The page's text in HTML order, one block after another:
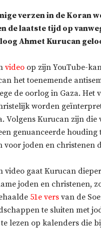
verzen in de Koran
de laatste tijd op
Ahmet Kurucan
video op zijn YouTube-
het toenemende
de oorlog in Gaza. Het
worden
Volgens Kurucan zijn die
genuanceerde
voor joden en christenen
video gaat Kurucan
joden en christenen,
51e vers van de
te sluiten met
lezen op kalenders die